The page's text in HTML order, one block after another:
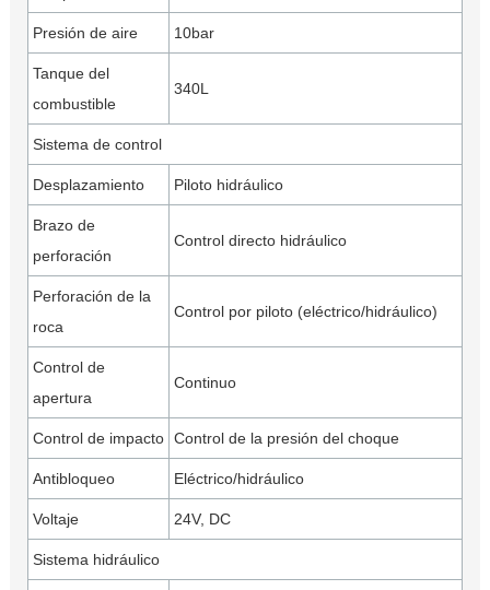
Presión de aire 10bar
Tanque del
combustible
340L
Sistema de control
Desplazamiento Piloto hidráulico
Brazo de
perforación
Control directo hidráulico
Perforación de la
roca
Control por piloto (eléctrico/hidráulico)
Control de
apertura
Continuo
Control de impacto Control de la presión del choque
Antibloqueo Eléctrico/hidráulico
Voltaje 24V, DC
Sistema hidráulico